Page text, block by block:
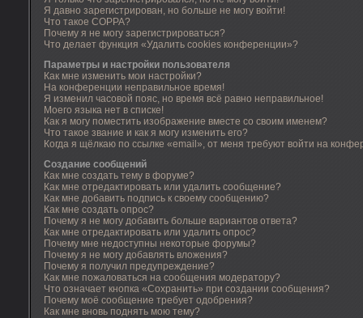
Я давно зарегистрирован, но больше не могу войти!
Что такое COPPA?
Почему я не могу зарегистрироваться?
Что делает функция «Удалить cookies конференции»?
Параметры и настройки пользователя
Как мне изменить мои настройки?
На конференции неправильное время!
Я изменил часовой пояс, но время всё равно неправильное!
Моего языка нет в списке!
Как я могу поместить изображение вместе со своим именем?
Что такое звание и как я могу изменить его?
Когда я щёлкаю по ссылке «email», от меня требуют войти на
Создание сообщений
Как мне создать тему в форуме?
Как мне отредактировать или удалить сообщение?
Как мне добавить подпись к своему сообщению?
Как мне создать опрос?
Почему я не могу добавить больше вариантов ответа?
Как мне отредактировать или удалить опрос?
Почему мне недоступны некоторые форумы?
Почему я не могу добавлять вложения?
Почему я получил предупреждение?
Как мне пожаловаться на сообщения модератору?
Что означает кнопка «Сохранить» при создании сообщения?
Почему моё сообщение требует одобрения?
Как мне вновь поднять мою тему?